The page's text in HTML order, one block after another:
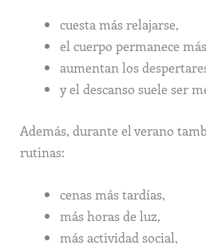
cuesta más relajarse,
el cuerpo permanece
aumentan los
y el descanso suele ser
Además, durante el verano
rutinas:
cenas más tardías,
más horas de luz,
más actividad social,